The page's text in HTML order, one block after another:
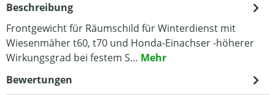
Beschreibung
Frontgewicht für Räumschild für Winterdienst mit
Wiesenmäher t60, t70 und Honda-Einachser -höherer
Wirkungsgrad bei festem S… Mehr
Bewertungen